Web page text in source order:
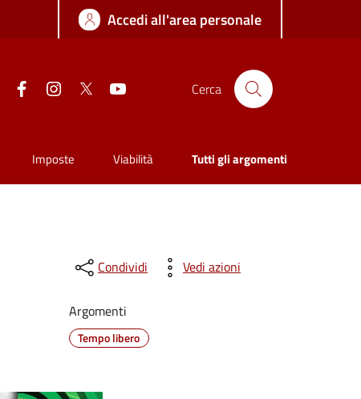
Accedi all'area personale
Facebook InstagramTwitter Cerca
Imposte Viabilità Tutti gli argomenti
Condividi Vedi azioni
Argomenti
Tempo libero